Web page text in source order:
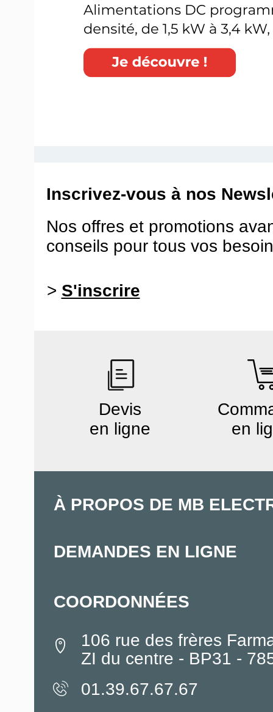
Inscrivez-vous à nos
Nos offres et promotions
conseils pour tous vos
> S'inscrire
Devis
en ligne
en
À PROPOS DE MB
DEMANDES EN LIGNE
COORDONNÉES
106 rue des frères
ZI du centre - BP31 -
01.39.67.67.67